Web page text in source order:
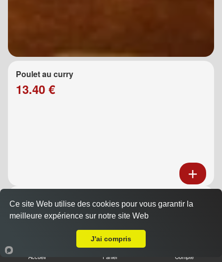
Poulet au curry
13.40 €
Poulet au caramel
13.40 €
Accueil Panier Compte
Ce site Web utilise des cookies pour vous garantir la
meilleure expérience sur notre site Web
J'ai compris